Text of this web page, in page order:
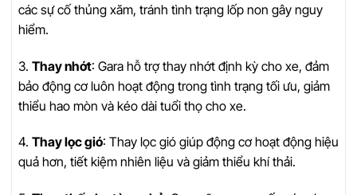
các sự cố thủng xăm, tránh tình trạng lốp non gây nguy
hiểm.
3. Thay nhớt: Gara hỗ trợ thay nhớt định kỳ cho xe, đảm
bảo động cơ luôn hoạt động trong tình trạng tối ưu, giảm
thiểu hao mòn và kéo dài tuổi thọ cho xe.
4. Thay lọc gió: Thay lọc gió giúp động cơ hoạt động hiệu
quả hơn, tiết kiệm nhiên liệu và giảm thiểu khí thải.